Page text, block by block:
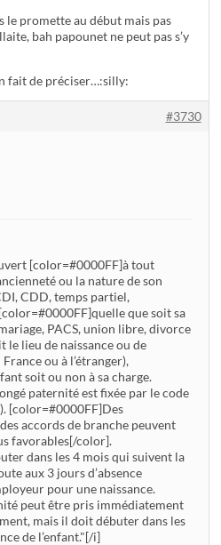
le promette au début mais pas
bah papounet ne peut pas s’y
fait de préciser…:silly:
#3730
[color=#0000FF]à tout
ou la nature de son
CDD, temps partiel,
que soit sa
PACS, union libre, divorce
le lieu de naissance ou de
ou à l’étranger),
soit ou non à sa charge.
paternité est fixée par le code
[color=#0000FF]Des
accords de branche peuvent
favorables[/color].
dans les 4 mois qui suivent la
aux 3 jours d’absence
pour une naissance.
peut être pris immédiatement
mais il doit débuter dans les
de l’enfant."[/i]